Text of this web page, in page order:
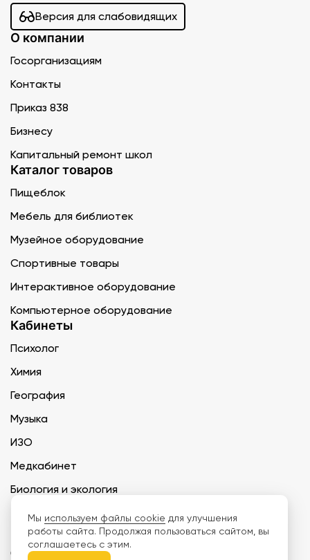
Версия для слабовидящих
О компании
Госорганизациям
Контакты
Приказ 838
Бизнесу
Капитальный ремонт школ
Каталог товаров
Пищеблок
Мебель для библиотек
Музейное оборудование
Спортивные товары
Интерактивное оборудование
Компьютерное оборудование
Кабинеты
Психолог
Химия
География
Музыка
ИЗО
Медкабинет
Биология и экология
Технология
ООО «Дети наше будущее» ИНН 6671165273 ОГРН 1216600030250 КПП
Мы используем файлы cookie для улучшения
работы сайта. Продолжая пользоваться сайтом, вы
соглашаетесь с этим.